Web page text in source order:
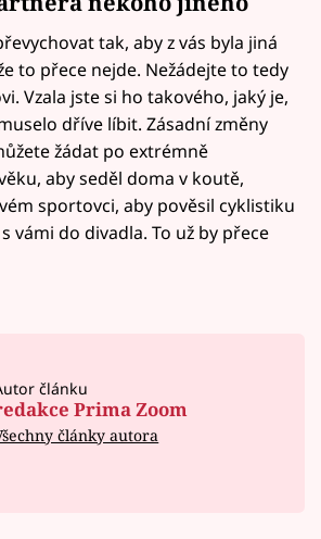
tak, aby z vás byla jiná
to přece nejde. Nežádejte to tedy
Vzala jste si ho takového, jaký je,
dříve líbit. Zásadní změny
žádat po extrémně
aby seděl doma v koutě,
sportovci, aby pověsil cyklistiku
vámi do divadla. To už by přece
článku
Prima Zoom
články autora